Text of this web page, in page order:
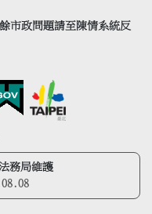
市政問題請至陳情系統反
務局維護